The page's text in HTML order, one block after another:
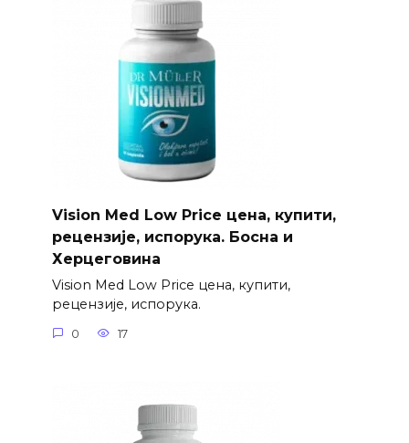
Vision Med Low Price цена, купити,
рецензије, испорука. Босна и
Херцеговина
Vision Med Low Price цена, купити,
рецензије, испорука.
0 17